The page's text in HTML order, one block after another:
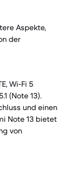
Aspekte,
der
Wi-Fi 5
(Note 13).
und einen
Note 13 bietet
von